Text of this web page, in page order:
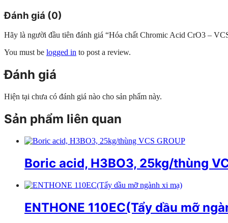
Đánh giá (0)
Hãy là người đầu tiên đánh giá “Hóa chất Chromic Acid CrO3 –
You must be logged in to post a review.
Đánh giá
Hiện tại chưa có đánh giá nào cho sản phẩm này.
Sản phẩm liên quan
Boric acid, H3BO3, 25kg/thùng
ENTHONE 110EC(Tẩy dầu mỡ